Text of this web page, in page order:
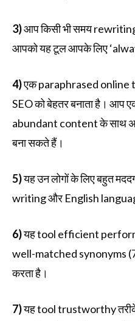
3)आप किसी भी समय
आपको यह टूल आपके लिए
4)एक paraphrased online
SEO को बेहतर बनाता है। आप
abundant content के साथ
बना सकते हैं।
5)यह उन लोगों के लिए बहुत
writing और English
6)यह tool efficient
well-matched synonyms
करता है।
7)यह tool trustworthy